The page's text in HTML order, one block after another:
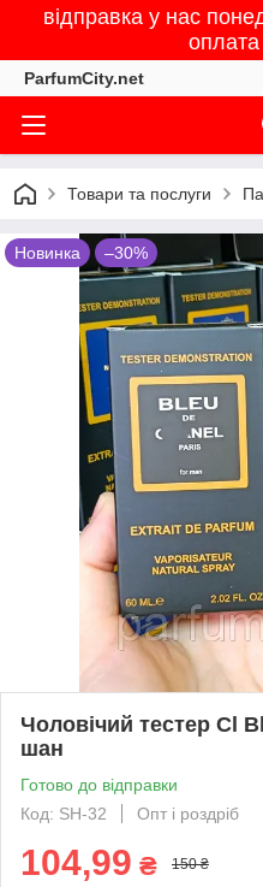
відправка у нас
ParfumCity.net
Товари та послуги
Новинка –30%
Чоловічий тестер Cl
шан
Готово до відправки
Код: SH-32
Опт і роздріб
104,99 ₴ 150 ₴